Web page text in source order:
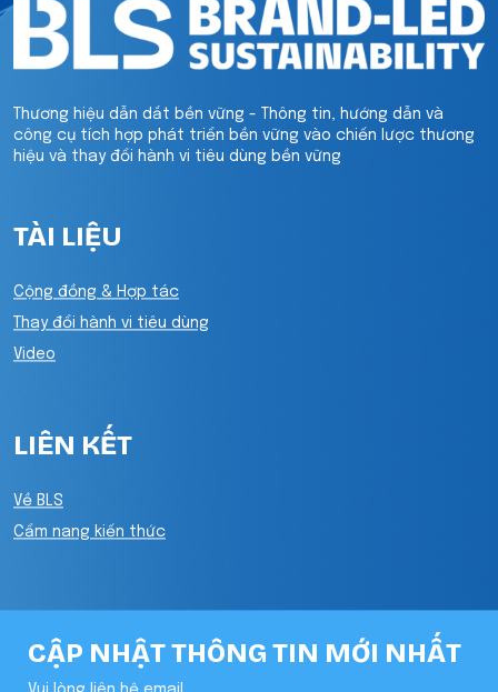
Thương hiệu dẫn dắt bền vững - Thông tin, hướng dẫn và
công cụ tích hợp phát triển bền vững vào chiến lược thương
hiệu và thay đổi hành vi tiêu dùng bền vững
TÀI LIỆU
Cộng đồng & Hợp tác
Thay đổi hành vi tiêu dùng
Video
LIÊN KẾT
Về BLS
Cẩm nang kiến thức
CẬP NHẬT THÔNG TIN MỚI NHẤT